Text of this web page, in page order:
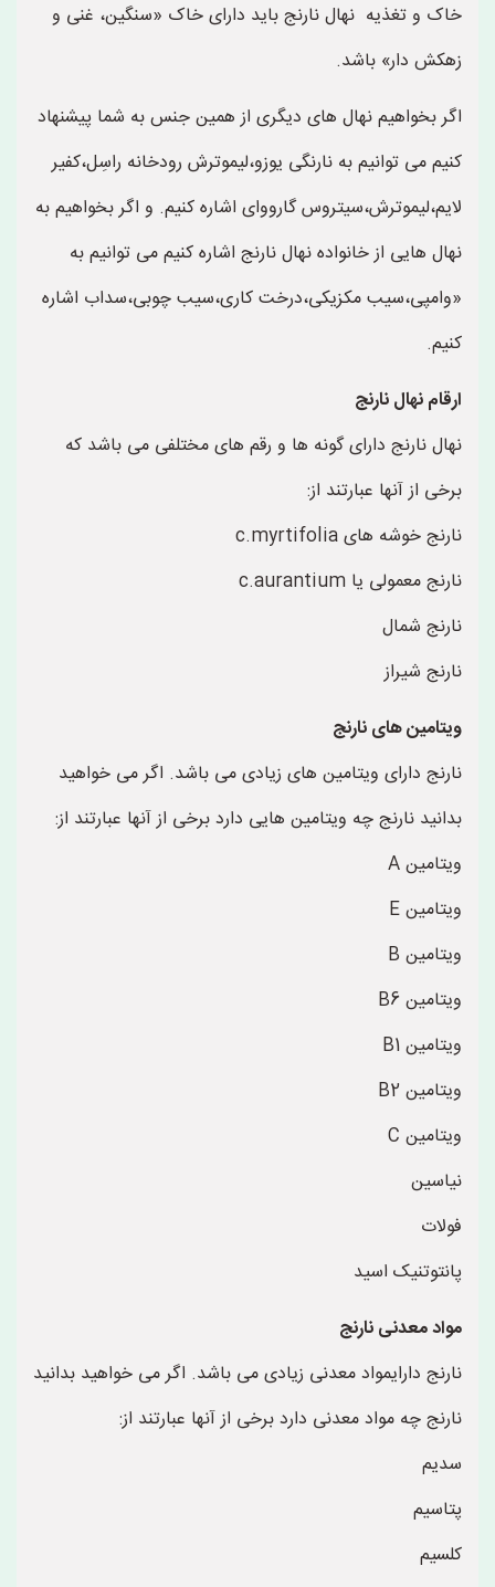
خاک و تغذیه نهال نارنج باید دارای خاک «سنگین، غنی و
زهکش دار» باشد.
اگر بخواهیم نهال های دیگری از همین جنس به شما پیشنهاد
کنیم می توانیم به نارنگی یوزو،لیموترش رودخانه راسِل،کفیر
لایم،لیموترش،سیتروس گارووای اشاره کنیم. و اگر بخواهیم به
نهال هایی از خانواده نهال نارنج اشاره کنیم می توانیم به
«وامپی،سیب مکزیکی،درخت کاری،سیب چوبی،سداب اشاره
کنیم.
ارقام نهال نارنج
نهال نارنج دارای گونه ها و رقم های مختلفی می باشد که
برخی از آنها عبارتند از:
نارنج خوشه های c.myrtifolia
نارنج معمولی یا c.aurantium
نارنج شمال
نارنج شیراز
ویتامین های نارنج
نارنج دارای ویتامین های زیادی می باشد. اگر می خواهید
بدانید نارنج چه ویتامین هایی دارد برخی از آنها عبارتند از:
ویتامین A
ویتامین E
ویتامین B
ویتامین B6
ویتامین B1
ویتامین B2
ویتامین C
نیاسین
فولات
پانتوتنیک اسید
مواد معدنی نارنج
نارنج دارایمواد معدنی زیادی می باشد. اگر می خواهید بدانید
نارنج چه مواد معدنی دارد برخی از آنها عبارتند از:
سدیم
پتاسیم
کلسیم